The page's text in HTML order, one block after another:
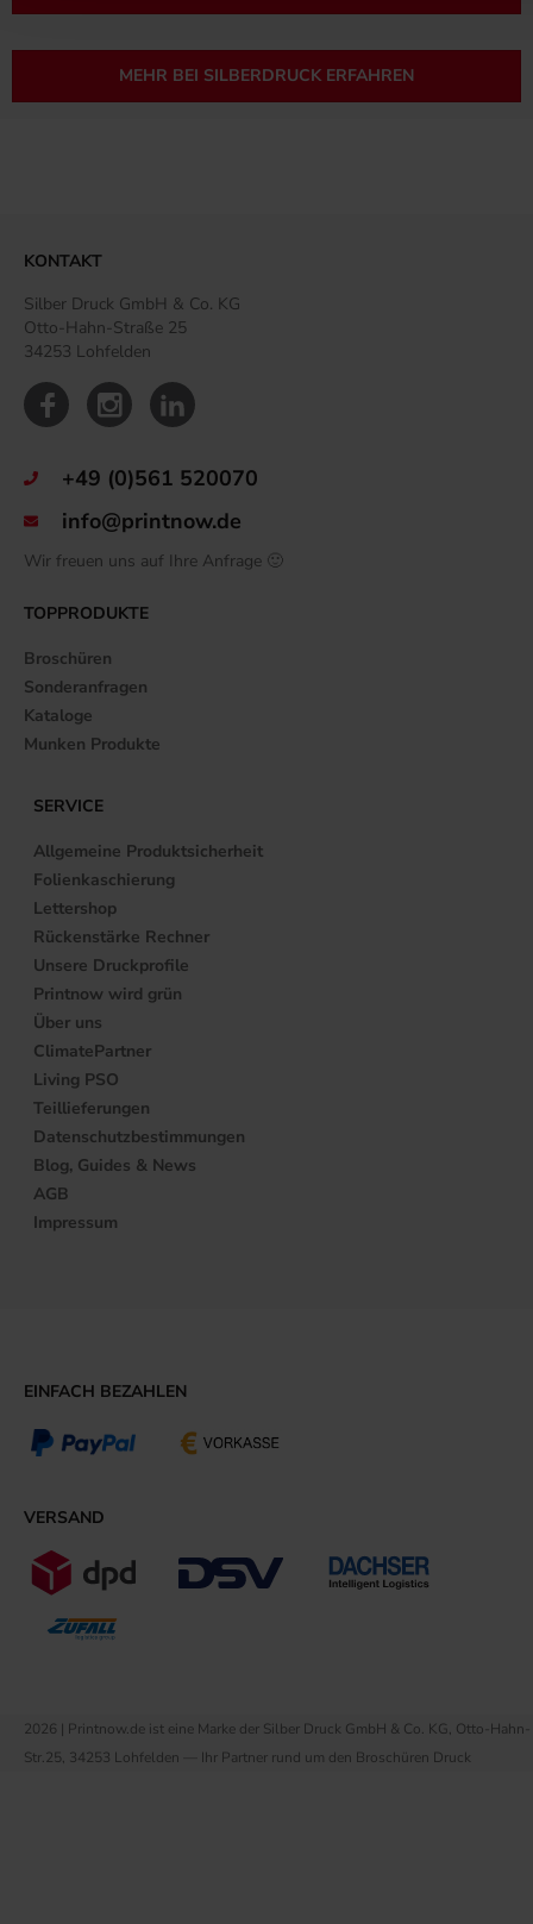
MEHR BEI SILBERDRUCK ERFAHREN
KONTAKT
Silber Druck GmbH & Co. KG
Otto-Hahn-Straße 25
34253 Lohfelden
+49 (0)561 520070
info@printnow.de
Wir freuen uns auf Ihre Anfrage 🙂
TOPPRODUKTE
Broschüren
Sonderanfragen
Kataloge
Munken Produkte
SERVICE
Allgemeine Produktsicherheit
Folienkaschierung
Lettershop
Rückenstärke Rechner
Unsere Druckprofile
Printnow wird grün
Über uns
ClimatePartner
Living PSO
Teillieferungen
Datenschutzbestimmungen
Blog, Guides & News
AGB
Impressum
EINFACH BEZAHLEN
VERSAND
2026 | Printnow.de ist eine Marke der Silber Druck GmbH & Co. KG, Otto-Hahn-
Str.25, 34253 Lohfelden — Ihr Partner rund um den Broschüren Druck